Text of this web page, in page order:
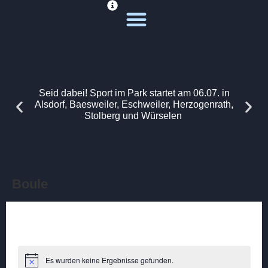
Seid dabei! Sport im Park startet am 06.07. in
Alsdorf, Baesweiler, Eschweiler, Herzogenrath,
Stolberg und Würselen
Es wurden keine Ergebnisse gefunden.